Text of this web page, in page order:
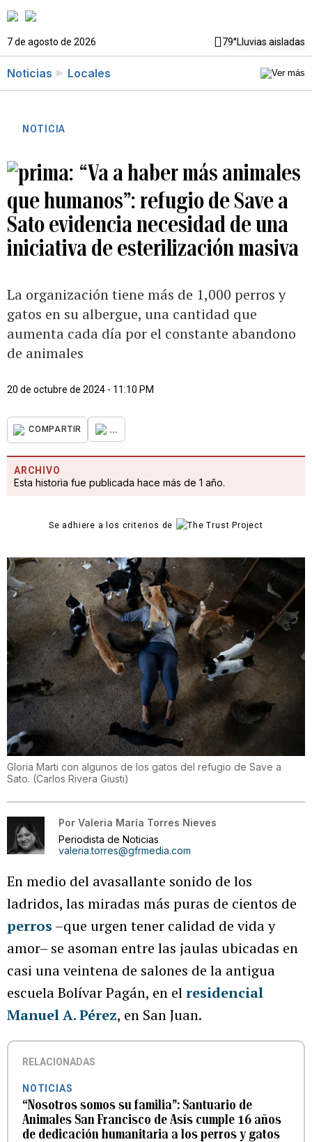
7 de agosto de 2026 79°Lluvias aisladas
Noticias Locales
NOTICIA
“Va a haber más animales
que humanos”: refugio de Save a
Sato evidencia necesidad de una
iniciativa de esterilización masiva
La organización tiene más de 1,000 perros y
gatos en su albergue, una cantidad que
aumenta cada día por el constante abandono
de animales
20 de octubre de 2024 - 11:10 PM
COMPARTIR ...
ARCHIVO
Esta historia fue publicada hace más de 1 año.
Se adhiere a los criterios de
Gloria Marti con algunos de los gatos del refugio de Save a
Sato. (Carlos Rivera Giusti)
Por Valeria María Torres Nieves
Periodista de Noticias
valeria.torres@gfrmedia.com
En medio del avasallante sonido de los
ladridos, las miradas más puras de cientos de
perros –que urgen tener calidad de vida y
amor– se asoman entre las jaulas ubicadas en
casi una veintena de salones de la antigua
escuela Bolívar Pagán, en elresidencial
Manuel A. Pérez, en San Juan.
RELACIONADAS
NOTICIAS
“Nosotros somos su familia”: Santuario de
Animales San Francisco de Asís cumple 16 años
de dedicación humanitaria a los perros y gatos